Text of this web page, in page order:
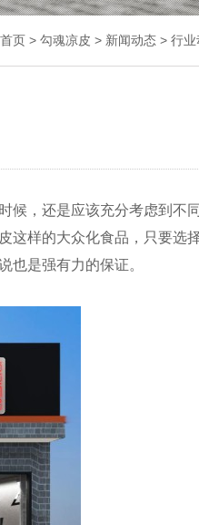
首页 > 勾魂凉皮 > 新闻动态 > 行业
候，还是应该充分考虑到不
这样的大众化食品，只要选
也是强有力的保证。